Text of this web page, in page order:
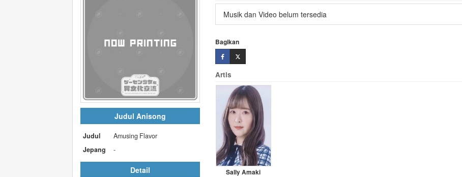
Judul Anisong
Judul
Amusing Flavor
Jepang
-
Detail
Musik dan Video belum tersedia
Bagikan
Artis
Sally Amaki